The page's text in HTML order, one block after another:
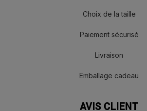
Choix de la taille
Paiement sécurisé
Livraison
Emballage cadeau
AVIS CLIENT